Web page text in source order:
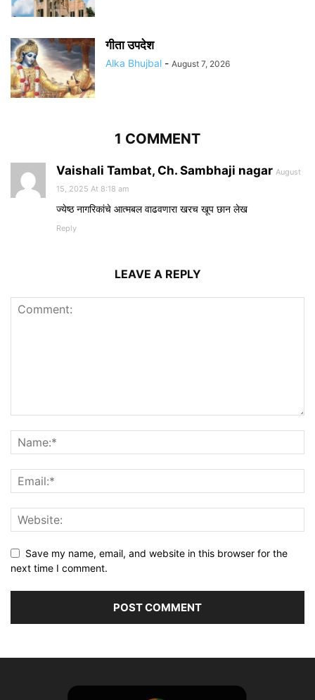
गीता उपदेश
Alka Bhujbal - August 7, 2026
1 COMMENT
Vaishali Tambat, Ch. Sambhaji nagar August
15, 2025 At 8:18 am
ज्येष्ठ नागरिकांचे आत्मबल वाढवणारा खरच खूप छान लेख
Reply
LEAVE A REPLY
Save my name, email, and website in this browser for the
next time I comment.